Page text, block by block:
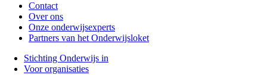
Contact
Over ons
Onze onderwijsexperts
Partners van het Onderwijsloket
Stichting Onderwijs in
Voor organisaties